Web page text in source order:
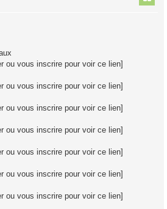
ou vous inscrire pour voir ce lien]
ou vous inscrire pour voir ce lien]
ou vous inscrire pour voir ce lien]
ou vous inscrire pour voir ce lien]
ou vous inscrire pour voir ce lien]
ou vous inscrire pour voir ce lien]
ou vous inscrire pour voir ce lien]